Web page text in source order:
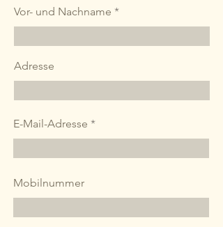
Vor- und Nachname
Adresse
E-Mail-Adresse
Mobilnummer